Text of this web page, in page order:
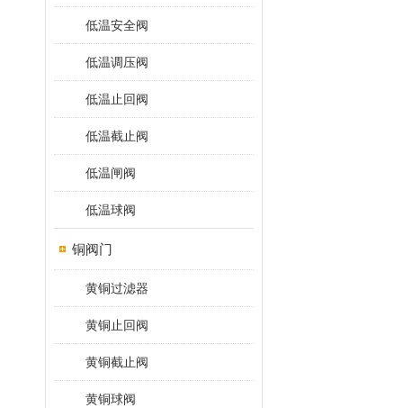
低温安全阀
低温调压阀
低温止回阀
低温截止阀
低温闸阀
低温球阀
铜阀门
黄铜过滤器
黄铜止回阀
黄铜截止阀
黄铜球阀